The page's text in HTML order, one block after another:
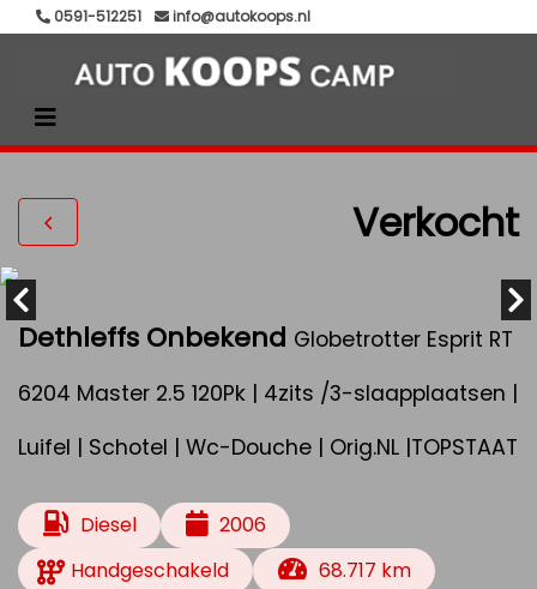
0591-512251 info@autokoops.nl
Verkocht
Dethleffs Onbekend Globetrotter Esprit RT
6204 Master 2.5 120Pk | 4zits /3-slaapplaatsen |
Luifel | Schotel | Wc-Douche | Orig.NL |TOPSTAAT
Diesel
2006
Handgeschakeld
68.717 km